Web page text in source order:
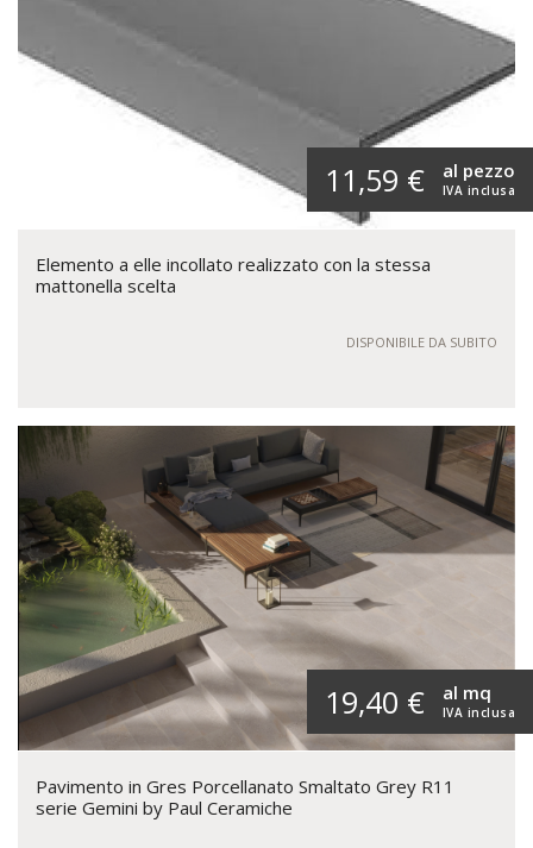
11,59 € IVA inclusa
al pezzo
Elemento a elle incollato realizzato con la stessa
mattonella scelta
DISPONIBILE DA SUBITO
19,40 € IVA inclusa
al mq
Pavimento in Gres Porcellanato Smaltato Grey R11
serie Gemini by Paul Ceramiche